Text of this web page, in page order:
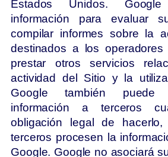
Estados Unidos.
información para evaluar
compilar informes sobre la
destinados a los
prestar otros servicios
actividad del Sitio y la
Google también puede
información a terceros
obligación legal de
terceros procesen la
Google. Google no asociará